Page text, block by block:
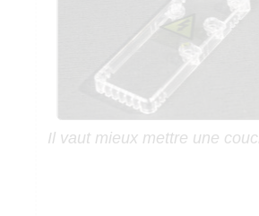
Il vaut mieux mettre une